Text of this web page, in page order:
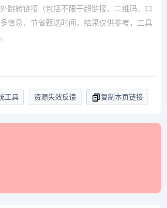
跳转链接（包括不限于超链接、二维码、口
信息，节省甄选时间，结果仅供参考，工具
工具 资源失效反馈 复制本页链接